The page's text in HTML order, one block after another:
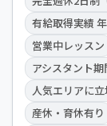
有給取得実績
営業中レッスン
アシスタント
人気エリアに
産休・育休有り